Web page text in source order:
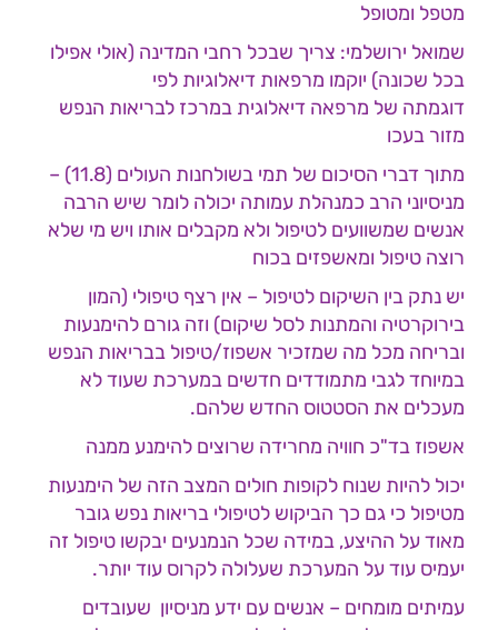
מטפל ומטופל
שמואל ירושלמי: צריך שבכל רחבי המדינה (אולי אפילו
בכל שכונה) יוקמו מרפאות דיאלוגיות לפי
דוגמתה של מרפאה דיאלוגית במרכז לבריאות הנפש
מזור בעכו
מתוך דברי הסיכום של תמי בשולחנות העולים (11.8) –
מניסיוני הרב כמנהלת עמותה יכולה לומר שיש הרבה
אנשים שמשוועים לטיפול ולא מקבלים אותו ויש מי שלא
רוצה טיפול ומאשפזים בכוח
יש נתק בין השיקום לטיפול – אין רצף טיפולי (המון
בירוקרטיה והמתנות לסל שיקום) וזה גורם להימנעות
ובריחה מכל מה שמזכיר אשפוז/טיפול בבריאות הנפש
במיוחד לגבי מתמודדים חדשים במערכת שעוד לא
מעכלים את הסטטוס החדש שלהם.
אשפוז בד"כ חוויה מחרידה שרוצים להימנע ממנה
יכול להיות שנוח לקופות חולים המצב הזה של הימנעות
מטיפול כי גם כך הביקוש לטיפולי בריאות נפש גובר
מאוד על ההיצע, במידה שכל הנמנעים יבקשו טיפול זה
יעמיס עוד על המערכת שעלולה לקרוס עוד יותר.
עמיתים מומחים – אנשים עם ידע מניסיון שעובדים